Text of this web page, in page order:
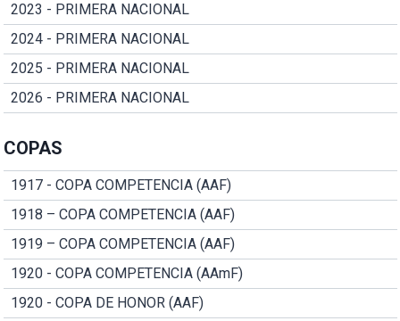
2023 - PRIMERA NACIONAL
2024 - PRIMERA NACIONAL
2025 - PRIMERA NACIONAL
2026 - PRIMERA NACIONAL
COPAS
1917 - COPA COMPETENCIA (AAF)
1918 – COPA COMPETENCIA (AAF)
1919 – COPA COMPETENCIA (AAF)
1920 - COPA COMPETENCIA (AAmF)
1920 - COPA DE HONOR (AAF)